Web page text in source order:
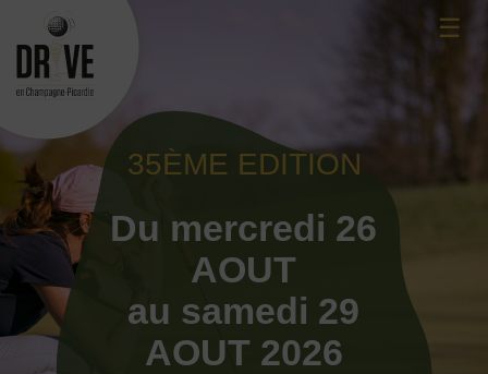
content
☰
35ÈME EDITION
Du mercredi 26
AOUT
au samedi 29
AOUT 2026